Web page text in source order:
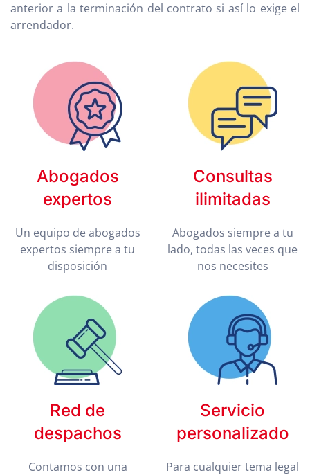
anterior a la terminación del contrato si así lo exige el
arrendador.
Abogados
expertos
Un equipo de abogados
expertos siempre a tu
disposición
Consultas
ilimitadas
Abogados siempre a tu
lado, todas las veces que
nos necesites
Red de
despachos
Contamos con una
Servicio
personalizado
Para cualquier tema legal